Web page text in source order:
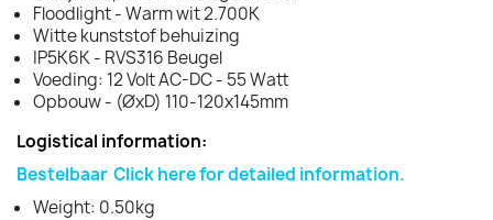
Floodlight - Warm wit 2.700K
Witte kunststof behuizing
IP5K6K - RVS316 Beugel
Voeding: 12 Volt AC-DC - 55 Watt
Opbouw - (ØxD) 110-120x145mm
Logistical information:
Bestelbaar Click here for detailed information.
Weight: 0.50kg